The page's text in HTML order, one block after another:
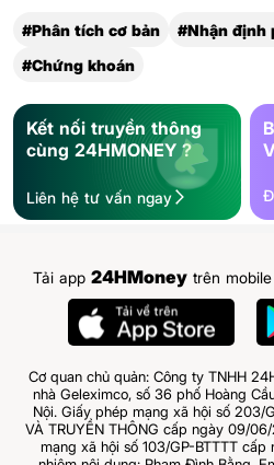
#Phân tích cơ bản
#Nhận định
#Chứng khoán
Kết nối truyền thông
cùng 24HMONEY ?
Liên hệ tư vấn ngay
Tải app 24HMoney trên mobile
Cơ quan chủ quản: Công ty TNHH
nhà Geleximco, số 36 phố Hoàng
Nội. Giấy phép mạng xã hội số 203/
VÀ TRUYỀN THÔNG cấp ngày 09/
mạng xã hội số 103/GP-BTTTT